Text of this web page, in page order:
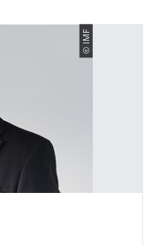
© IMF